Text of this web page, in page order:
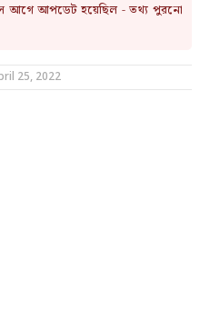
আগে আপডেট হয়েছিল - তথ্য পুরনো
25, 2022